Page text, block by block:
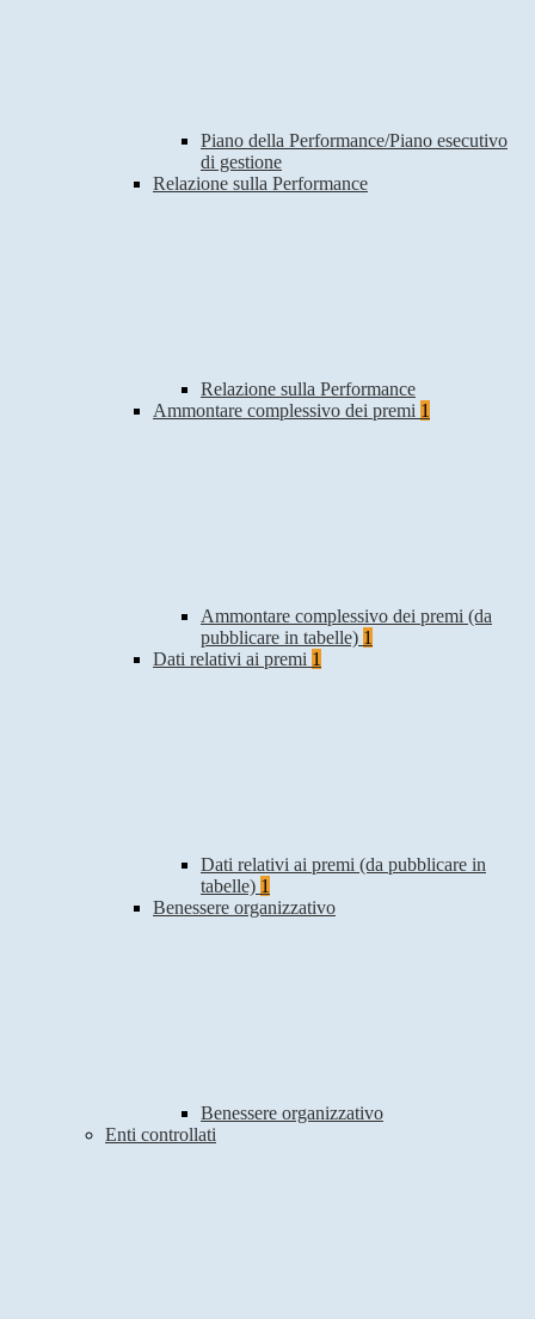
Piano della Performance/Piano esecutivo
di gestione
Relazione sulla Performance
Relazione sulla Performance
Ammontare complessivo dei premi 1
Ammontare complessivo dei premi (da
pubblicare in tabelle) 1
Dati relativi ai premi 1
Dati relativi ai premi (da pubblicare in
tabelle) 1
Benessere organizzativo
Benessere organizzativo
Enti controllati